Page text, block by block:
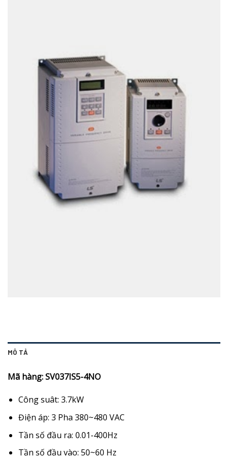
MÔ TẢ
Mã hàng: SV037IS5-4NO
Công suât: 3.7kW
Điện áp: 3 Pha 380~480 VAC
Tần số đầu ra: 0.01-400Hz
Tần số đầu vào: 50~60 Hz